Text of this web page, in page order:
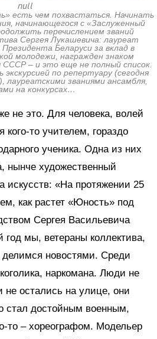
null
есть чем похвастаться. Начинать
начинающегося с «Заслуженный
перечислением званий
Сергея Лукашевича: лауреат
Беларуси за вклад в
молодежи, награжден знаком
– и это еще не полный список.
по репертуару (сегодня
лауреатскими званиями ансамбля,
на конкурсах…
не это. Для человека, волей
то учителем, гораздо
ученика. Одна из них
нынче художественный
искусств: «На протяжении 25
как растет «Юность» под
Сергея Васильевича
мы, ветераны коллектива,
новостями. Среди
наркомана. Люди не
не остались на улице, они
стал достойным военным,
то – хореографом. Модельер